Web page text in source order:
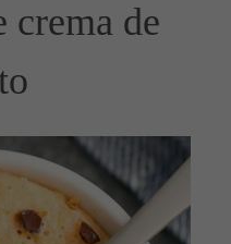
crema de